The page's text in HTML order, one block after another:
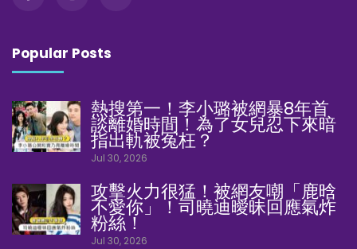
Popular Posts
熱搜第一！李小璐被網暴8年首
談離婚時間！為了女兒忍下來暗
指出軌被冤枉？
Jul 30, 2026
攻擊火力很猛！被網友嘲「鹿晗
不愛你」！司曉迪曖昧回應氣炸
粉絲！
Jul 30, 2026